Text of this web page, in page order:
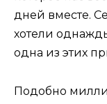
дней вместе.
хотели
одна из этих
Подобно